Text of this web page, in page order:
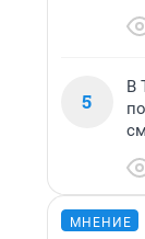
5
В
МНЕНИЕ